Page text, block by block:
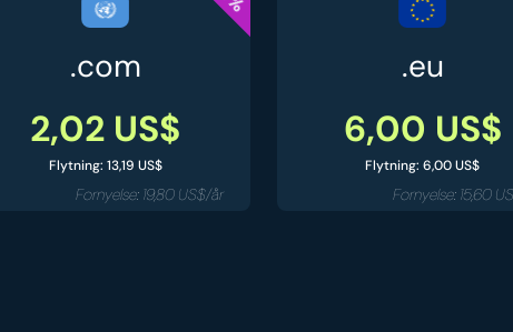
.com
2,02 US$
Flytning: 13,19 US$
Fornyelse: 19,80 US$/år
.eu
6,00 US$
Flytning: 6,00 US$
Fornyelse: 15,60